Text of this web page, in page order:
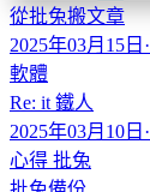
從批兔搬文章
2025年03月15日 ·
軟體
Re: it 鐵人
2025年03月10日 ·
心得 批兔